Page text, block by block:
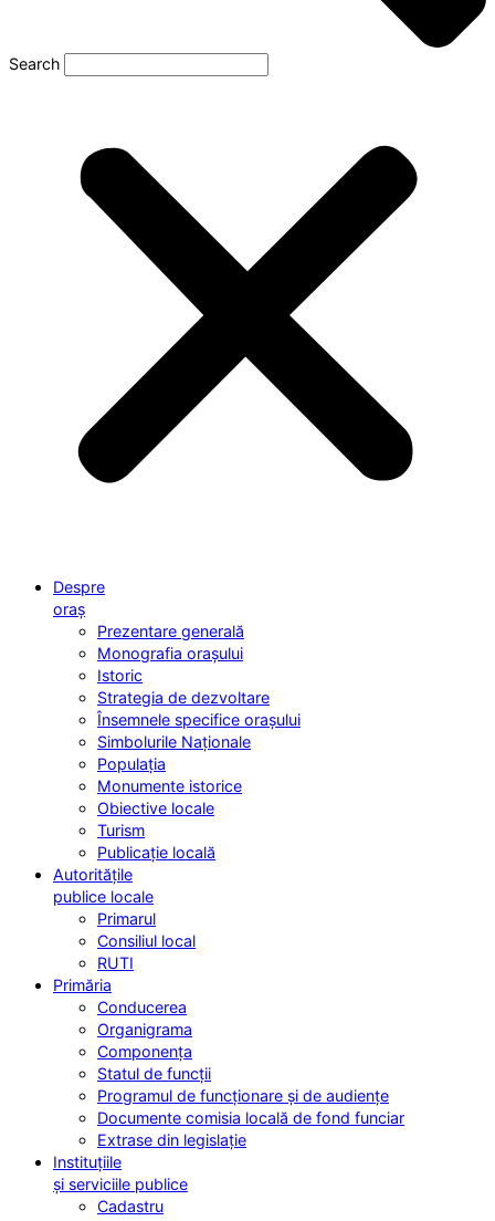
Search
Despre
oraș
Prezentare generală
Monografia orașului
Istoric
Strategia de dezvoltare
Însemnele specifice orașului
Simbolurile Naționale
Populația
Monumente istorice
Obiective locale
Turism
Publicație locală
Autoritățile
publice locale
Primarul
Consiliul local
RUTI
Primăria
Conducerea
Organigrama
Componența
Statul de funcții
Programul de funcționare și de audiențe
Documente comisia locală de fond funciar
Extrase din legislație
Instituțiile
și serviciile publice
Cadastru